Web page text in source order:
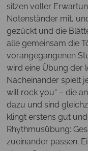
sitzen voller
Notenständer mit,
gezückt und die
alle gemeinsam die
vorangegangenen
wird eine Übung der
Nacheinander spielt
will rock you“ – die
dazu und sind
klingt erstens gut
Rhythmusübung:
zueinander passen.